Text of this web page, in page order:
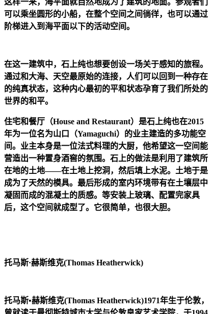
可以乘坐圆形的小船，在整个空间之间徜徉，也可以通过
阶梯进入到海平面以下的活动空间。
在这一建筑中，石上纯也想要创设一场关于感知的旅程。
通过和大海、天空最原始的连接，人们可以回到一种存在
的纯真状态，这种内心最初的平和状态孕育了我们所处的
世界的和平。
住宅和餐厅（House and Restaurant）是石上纯也在2015
年为一位名为山口（Yamaguchi）的业主建造的多功能空
间。业主本身是一位法式料理的大厨，他希望这一空间能
营造出一种置身酒窖的氛围。石上的做法是利用了建筑所
在地的土地——在土地上挖洞，然后填上水泥。土地于是
成为了天然的模具。最后形成的室内环境带有在土壤层中
凝固而成的混凝土的质感。等安装上玻璃、配置完家具
后，这个空间就成型了。它很简单，也很大胆。
托马斯·赫斯维克(Thomas Heatherwick)
托马斯•赫斯维克(Thomas Heatherwick)1971年生于伦敦，